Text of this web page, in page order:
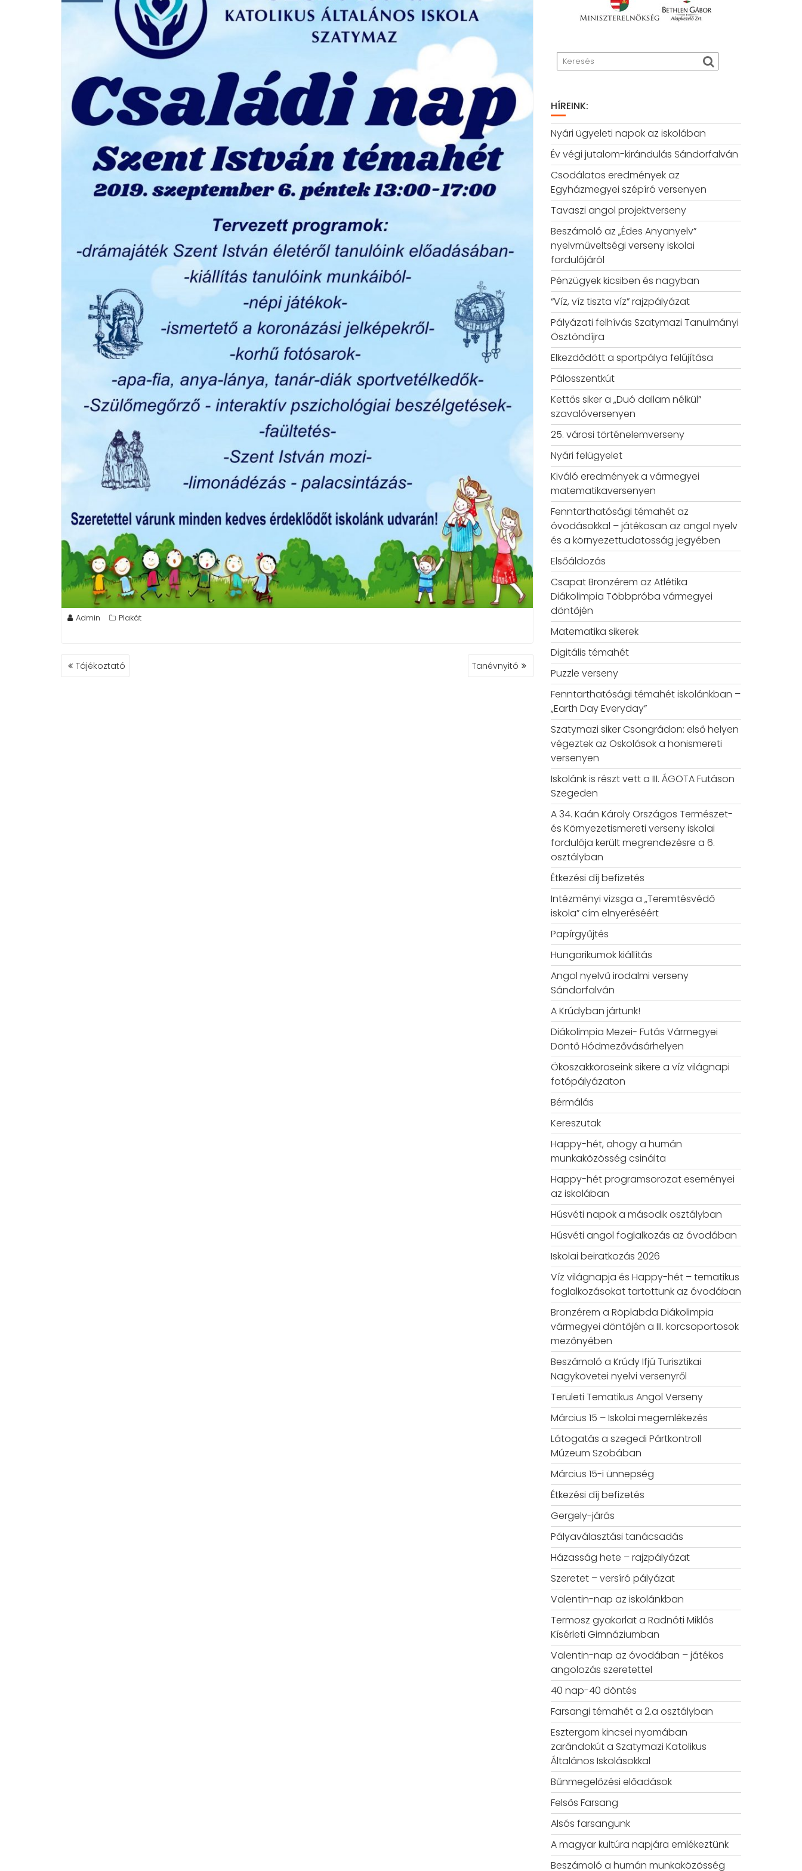
Admin Plakát
BEJEGYZÉS
NAVIGÁCIÓ
Tájékoztató Tanévnyitó
HÍREINK:
Nyári ügyeleti napok az iskolában
Év végi jutalom-kirándulás Sándorfalván
Csodálatos eredmények az
Egyházmegyei szépíró versenyen
Tavaszi angol projektverseny
Beszámoló az „Édes Anyanyelv”
nyelvműveltségi verseny iskolai
fordulójáról
Pénzügyek kicsiben és nagyban
“Víz, víz tiszta víz” rajzpályázat
Pályázati felhívás Szatymazi Tanulmányi
Ösztöndíjra
Elkezdődött a sportpálya felújítása
Pálosszentkút
Kettős siker a „Duó dallam nélkül”
szavalóversenyen
25. városi történelemverseny
Nyári felügyelet
Kiváló eredmények a vármegyei
matematikaversenyen
Fenntarthatósági témahét az
óvodásokkal – játékosan az angol nyelv
és a környezettudatosság jegyében
Elsőáldozás
Csapat Bronzérem az Atlétika
Diákolimpia Többpróba vármegyei
döntőjén
Matematika sikerek
Digitális témahét
Puzzle verseny
Fenntarthatósági témahét iskolánkban –
„Earth Day Everyday”
Szatymazi siker Csongrádon: első helyen
végeztek az Oskolások a honismereti
versenyen
Iskolánk is részt vett a III. ÁGOTA Futáson
Szegeden
A 34. Kaán Károly Országos Természet-
és Környezetismereti verseny iskolai
fordulója került megrendezésre a 6.
osztályban
Étkezési díj befizetés
Intézményi vizsga a „Teremtésvédő
iskola” cím elnyeréséért
Papírgyűjtés
Hungarikumok kiállítás
Angol nyelvű irodalmi verseny
Sándorfalván
A Krúdyban jártunk!
Diákolimpia Mezei- Futás Vármegyei
Döntő Hódmezővásárhelyen
Ökoszakköröseink sikere a víz világnapi
fotópályázaton
Bérmálás
Kereszutak
Happy-hét, ahogy a humán
munkaközösség csinálta
Happy-hét programsorozat eseményei
az iskolában
Húsvéti napok a második osztályban
Húsvéti angol foglalkozás az óvodában
Iskolai beiratkozás 2026
Víz világnapja és Happy-hét – tematikus
foglalkozásokat tartottunk az óvodában
Bronzérem a Röplabda Diákolimpia
vármegyei döntőjén a III. korcsoportosok
mezőnyében
Beszámoló a Krúdy Ifjú Turisztikai
Nagykövetei nyelvi versenyről
Területi Tematikus Angol Verseny
Március 15 – Iskolai megemlékezés
Látogatás a szegedi Pártkontroll
Múzeum Szobában
Március 15-i ünnepség
Étkezési díj befizetés
Gergely-járás
Pályaválasztási tanácsadás
Házasság hete – rajzpályázat
Szeretet – versíró pályázat
Valentin-nap az iskolánkban
Termosz gyakorlat a Radnóti Miklós
Kísérleti Gimnáziumban
Valentin-nap az óvodában – játékos
angolozás szeretettel
40 nap-40 döntés
Farsangi témahét a 2.a osztályban
Esztergom kincsei nyomában
zarándokút a Szatymazi Katolikus
Általános Iskolásokkal
Bűnmegelőzési előadások
Felsős Farsang
Alsós farsangunk
A magyar kultúra napjára emlékeztünk
Beszámoló a humán munkaközösség